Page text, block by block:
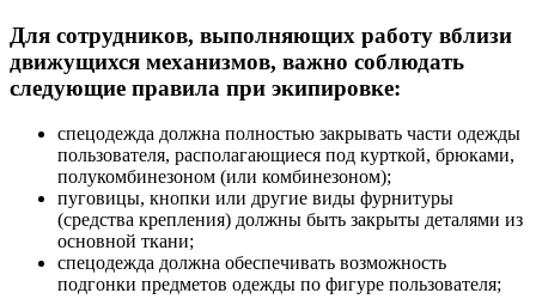
Для сотрудников, выполняющих работу вблизи
движущихся механизмов, важно соблюдать
следующие правила при экипировке:
спецодежда должна полностью закрывать части одежды
пользователя, располагающиеся под курткой, брюками,
полукомбинезоном (или комбинезоном);
пуговицы, кнопки или другие виды фурнитуры
(средства крепления) должны быть закрыты деталями из
основной ткани;
спецодежда должна обеспечивать возможность
подгонки предметов одежды по фигуре пользователя;